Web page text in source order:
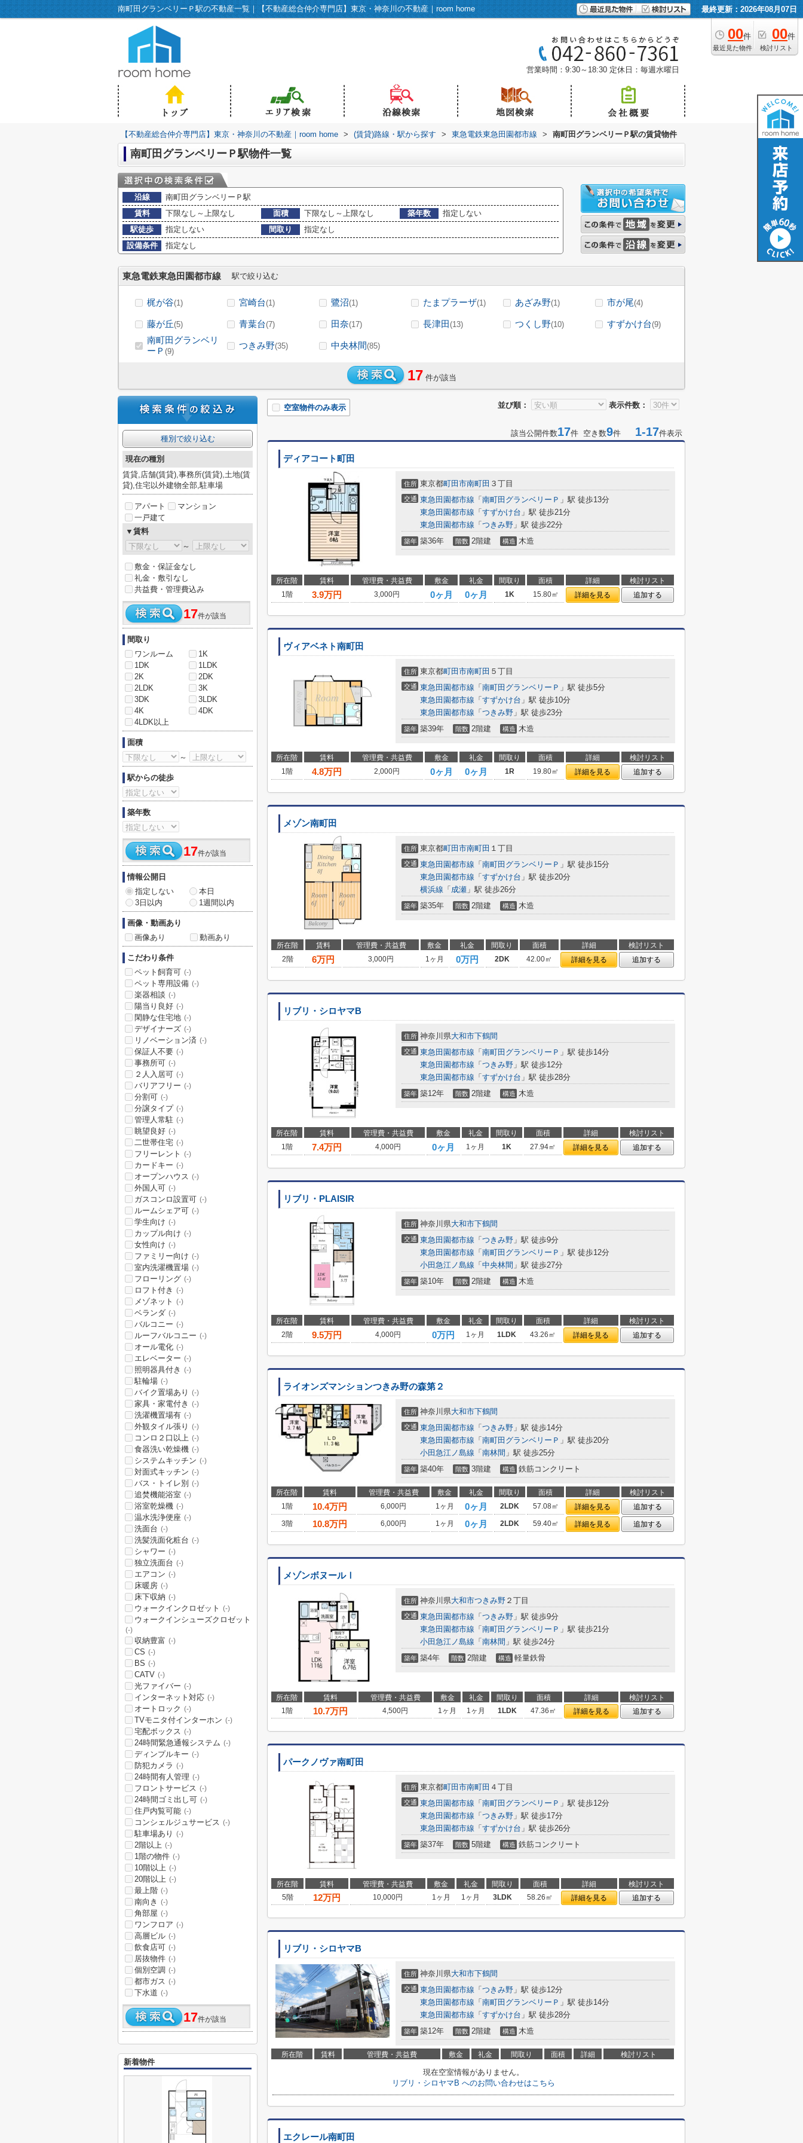
南町田グランベリーＰ駅の不動産一覧｜【不動産総合仲介専門店】東京・神奈川の不動産｜room home 最終更新：2026年08月07日
00件
最近見た物件
00件
検討リスト
営業時間：9:30～18:30 定休日：毎週水曜日
【不動産総合仲介専門店】東京・神奈川の不動産｜room home > (賃貸)路線・駅から探す > 東急電鉄東急田園都市線 > 南町田グランベリーＰ駅の賃貸物件
南町田グランベリーＰ駅物件一覧
沿線
南町田グランベリーＰ駅
賃料
下限なし～上限なし 面積 下限なし～上限なし 築年数
指定しない
駅徒歩
指定しない 間取り
指定なし
設備条件
指定なし
東急電鉄東急田園都市線 駅で絞り込む
梶が谷(1) 宮崎台(1) 鷺沼(1) たまプラーザ(1) あざみ野(1) 市が尾(4)
藤が丘(5) 青葉台(7) 田奈(17) 長津田(13) つくし野(10) すずかけ台(9)
南町田グランベリ
ーＰ (9)
つきみ野(35) 中央林間(85)
17 件が該当
並び順： 表示件数：
空室物件のみ表示
該当公開件数17件 空き数9件 1-17件表示
ディアコート町田
住所 東京都町田市南町田 ３丁目
交通 東急田園都市線 「 南町田グランベリーＰ 」駅 徒歩13分
東急田園都市線 「 すずかけ台 」駅 徒歩21分
東急田園都市線 「 つきみ野 」駅 徒歩22分
築年 築36年 階数 2階建 構造 木造
所在階 賃料 管理費・共益費 敷金 礼金 間取り 面積 詳細
検討リスト
1階
3.9万円 3,000円 0ヶ月 0ヶ月 1K 15.80㎡ 詳細を見る 追加する
ヴィアベネト南町田
住所 東京都町田市南町田 ５丁目
交通 東急田園都市線 「 南町田グランベリーＰ 」駅 徒歩5分
東急田園都市線 「 すずかけ台 」駅 徒歩10分
東急田園都市線 「 つきみ野 」駅 徒歩23分
築年 築39年 階数 2階建 構造 木造
所在階 賃料 管理費・共益費 敷金 礼金 間取り 面積 詳細
検討リスト
1階
4.8万円 2,000円 0ヶ月 0ヶ月 1R 19.80㎡ 詳細を見る 追加する
メゾン南町田
住所 東京都町田市南町田 １丁目
交通 東急田園都市線 「 南町田グランベリーＰ 」駅 徒歩15分
東急田園都市線 「 すずかけ台 」駅 徒歩20分
横浜線 「 成瀬 」駅 徒歩26分
築年 築35年 階数 2階建 構造 木造
所在階 賃料 管理費・共益費 敷金 礼金 間取り 面積 詳細
検討リスト
2階
6万円 3,000円 1ヶ月 0万円 2DK 42.00㎡ 詳細を見る 追加する
リブリ・シロヤマB
住所 神奈川県大和市下鶴間
交通 東急田園都市線 「 南町田グランベリーＰ 」駅 徒歩14分
東急田園都市線 「 つきみ野 」駅 徒歩12分
東急田園都市線 「 すずかけ台 」駅 徒歩28分
築年 築12年 階数 2階建 構造 木造
所在階 賃料 管理費・共益費 敷金 礼金 間取り 面積 詳細
検討リスト
1階
7.4万円 4,000円 0ヶ月 1ヶ月 1K 27.94㎡ 詳細を見る 追加する
リブリ・PLAISIR
住所 神奈川県大和市下鶴間
交通 東急田園都市線 「 つきみ野 」駅 徒歩9分
東急田園都市線 「 南町田グランベリーＰ 」駅 徒歩12分
小田急江ノ島線 「 中央林間 」駅 徒歩27分
築年 築10年 階数 2階建 構造 木造
所在階 賃料 管理費・共益費 敷金 礼金 間取り 面積 詳細
検討リスト
2階
9.5万円 4,000円 0万円 1ヶ月 1LDK 43.26㎡ 詳細を見る 追加する
ライオンズマンションつきみ野の森第２
住所 神奈川県大和市下鶴間
交通 東急田園都市線 「 つきみ野 」駅 徒歩14分
東急田園都市線 「 南町田グランベリーＰ 」駅 徒歩20分
小田急江ノ島線 「 南林間 」駅 徒歩25分
築年 築40年 階数 3階建 構造 鉄筋コンクリート
所在階 賃料 管理費・共益費 敷金 礼金 間取り 面積 詳細
検討リスト
1階
10.4万円 6,000円 1ヶ月 0ヶ月 2LDK 57.08㎡ 詳細を見る
追加する
3階
10.8万円 6,000円 1ヶ月 0ヶ月 2LDK 59.40㎡ 詳細を見る 追加する
メゾンボヌールⅠ
住所 神奈川県大和市つきみ野 ２丁目
交通 東急田園都市線 「 つきみ野 」駅 徒歩9分
東急田園都市線 「 南町田グランベリーＰ 」駅 徒歩21分
小田急江ノ島線 「 南林間 」駅 徒歩24分
築年 築4年 階数 2階建 構造 軽量鉄骨
所在階 賃料 管理費・共益費 敷金 礼金 間取り 面積 詳細
検討リスト
1階
10.7万円 4,500円 1ヶ月 1ヶ月 1LDK 47.36㎡ 詳細を見る 追加する
パークノヴァ南町田
住所 東京都町田市南町田 ４丁目
交通 東急田園都市線 「 南町田グランベリーＰ 」駅 徒歩12分
東急田園都市線 「 つきみ野 」駅 徒歩17分
東急田園都市線 「 すずかけ台 」駅 徒歩26分
築年 築37年 階数 5階建 構造 鉄筋コンクリート
所在階 賃料 管理費・共益費 敷金 礼金 間取り 面積 詳細
検討リスト
5階
12万円 10,000円 1ヶ月 1ヶ月 3LDK 58.26㎡ 詳細を見る 追加する
リブリ・シロヤマB
住所 神奈川県大和市下鶴間
交通 東急田園都市線 「 つきみ野 」駅 徒歩12分
東急田園都市線 「 南町田グランベリーＰ 」駅 徒歩14分
東急田園都市線 「 すずかけ台 」駅 徒歩28分
築年 築12年 階数 2階建 構造 木造
所在階 賃料 管理費・共益費 敷金 礼金 間取り 面積 詳細 検討リスト
現在空室情報がありません。
リブリ・シロヤマB へのお問い合わせはこちら
エクレール南町田
種別で絞り込む
現在の種別
賃貸,店舗(賃貸),事務所(賃貸),土地(賃
貸),住宅以外建物全部,駐車場
アパート
マンション
一戸建て
▼賃料
～
敷金・保証金なし
礼金・敷引なし
共益費・管理費込み
17件が該当
間取り
ワンルーム
1K
1DK
1LDK
2K
2DK
2LDK
3K
3DK
3LDK
4K
4DK
4LDK以上
面積
～
駅からの徒歩
築年数
17件が該当
情報公開日
指定しない
本日
3日以内
1週間以内
画像・動画あり
画像あり
動画あり
こだわり条件
ペット飼育可 (-)
ペット専用設備 (-)
楽器相談 (-)
陽当り良好 (-)
閑静な住宅地 (-)
デザイナーズ (-)
リノベーション済 (-)
保証人不要 (-)
事務所可 (-)
２人入居可 (-)
バリアフリー (-)
分割可 (-)
分譲タイプ (-)
管理人常駐 (-)
眺望良好 (-)
二世帯住宅 (-)
フリーレント (-)
カードキー (-)
オープンハウス (-)
外国人可 (-)
ガスコンロ設置可 (-)
ルームシェア可 (-)
学生向け (-)
カップル向け (-)
女性向け (-)
ファミリー向け (-)
室内洗濯機置場 (-)
フローリング (-)
ロフト付き (-)
メゾネット (-)
ベランダ (-)
バルコニー (-)
ルーフバルコニー (-)
オール電化 (-)
エレベーター (-)
照明器具付き (-)
駐輪場 (-)
バイク置場あり (-)
家具・家電付き (-)
洗濯機置場有 (-)
外観タイル張り (-)
コンロ２口以上 (-)
食器洗い乾燥機 (-)
システムキッチン (-)
対面式キッチン (-)
バス・トイレ別 (-)
追焚機能浴室 (-)
浴室乾燥機 (-)
温水洗浄便座 (-)
洗面台 (-)
洗髪洗面化粧台 (-)
シャワー (-)
独立洗面台 (-)
エアコン (-)
床暖房 (-)
床下収納 (-)
ウォークインクロゼット (-)
ウォークインシューズクロゼット
(-)
収納豊富 (-)
CS (-)
BS (-)
CATV (-)
光ファイバー (-)
インターネット対応 (-)
オートロック (-)
TVモニタ付インターホン (-)
宅配ボックス (-)
24時間緊急通報システム (-)
ディンプルキー (-)
防犯カメラ (-)
24時間有人管理 (-)
フロントサービス (-)
24時間ゴミ出し可 (-)
住戸内覧可能 (-)
コンシェルジュサービス (-)
駐車場あり (-)
2階以上 (-)
1階の物件 (-)
10階以上 (-)
20階以上 (-)
最上階 (-)
南向き (-)
角部屋 (-)
ワンフロア (-)
高層ビル (-)
飲食店可 (-)
居抜物件 (-)
個別空調 (-)
都市ガス (-)
下水道 (-)
17件が該当
新着物件